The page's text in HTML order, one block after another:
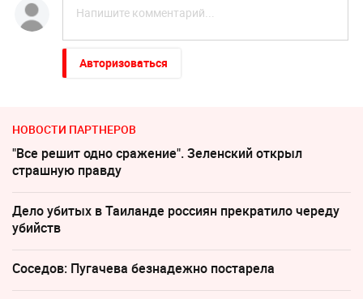
Авторизоваться
НОВОСТИ ПАРТНЕРОВ
"Все решит одно сражение". Зеленский открыл
страшную правду
Дело убитых в Таиланде россиян прекратило череду
убийств
Соседов: Пугачева безнадежно постарела